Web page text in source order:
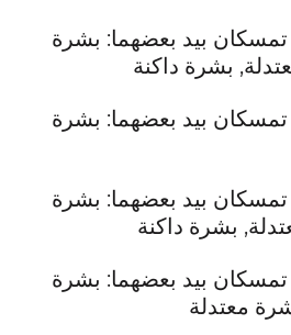
تمسكان بيد بعضهما: بشرة
بشرة داكنة
تمسكان بيد بعضهما: بشرة
تمسكان بيد بعضهما: بشرة
بشرة داكنة
تمسكان بيد بعضهما: بشرة
معتدلة